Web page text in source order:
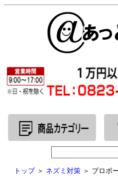
トップ＞ ネズミ対策 ＞ プロボ